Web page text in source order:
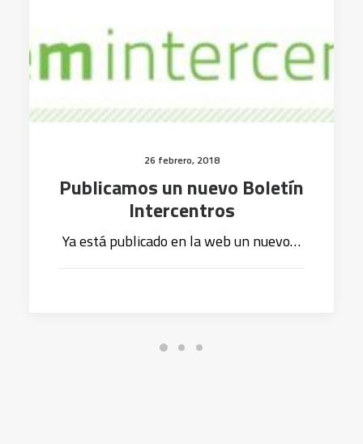
26 febrero, 2018
Publicamos un nuevo Boletín
Intercentros
Ya está publicado en la web un nuevo…